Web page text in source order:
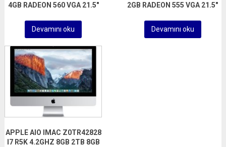
4GB RADEON 560 VGA 21.5″
Devamını oku
2GB RADEON 555 VGA 21.5″
Devamını oku
APPLE AIO IMAC Z0TR42828
I7 R5K 4.2GHZ 8GB 2TB 8GB